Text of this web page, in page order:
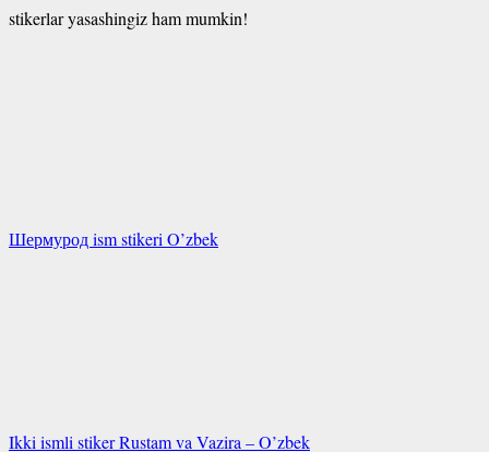
stikerlar yasashingiz ham mumkin!
Шермурод ism stikeri O’zbek
Ikki ismli stiker Rustam va Vazira – O’zbek